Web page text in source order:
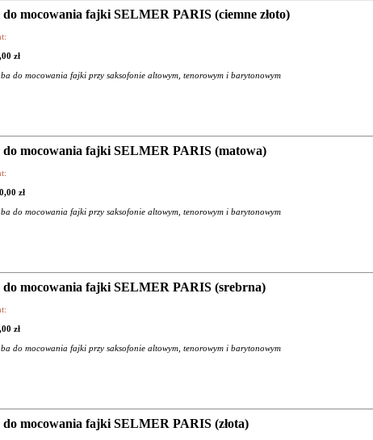
mocowania fajki SELMER PARIS (ciemne złoto)
zł
do mocowania fajki przy saksofonie altowym, tenorowym i barytonowym
do mocowania fajki SELMER PARIS (matowa)
zł
do mocowania fajki przy saksofonie altowym, tenorowym i barytonowym
do mocowania fajki SELMER PARIS (srebrna)
zł
do mocowania fajki przy saksofonie altowym, tenorowym i barytonowym
do mocowania fajki SELMER PARIS (złota)